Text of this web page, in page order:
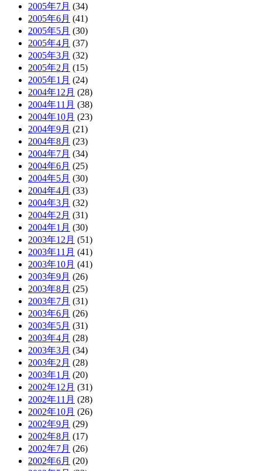
2005年7月 (34)
2005年6月 (41)
2005年5月 (30)
2005年4月 (37)
2005年3月 (32)
2005年2月 (15)
2005年1月 (24)
2004年12月 (28)
2004年11月 (38)
2004年10月 (23)
2004年9月 (21)
2004年8月 (23)
2004年7月 (34)
2004年6月 (25)
2004年5月 (30)
2004年4月 (33)
2004年3月 (32)
2004年2月 (31)
2004年1月 (30)
2003年12月 (51)
2003年11月 (41)
2003年10月 (41)
2003年9月 (26)
2003年8月 (25)
2003年7月 (31)
2003年6月 (26)
2003年5月 (31)
2003年4月 (28)
2003年3月 (34)
2003年2月 (28)
2003年1月 (20)
2002年12月 (31)
2002年11月 (28)
2002年10月 (26)
2002年9月 (29)
2002年8月 (17)
2002年7月 (26)
2002年6月 (20)